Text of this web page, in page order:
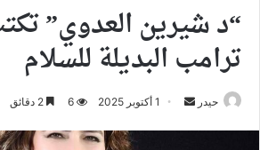
“د شيرين العدوي”
ترامب البديلة للسلام
حيدر
أرسل
1 أكتوبر 2025 6